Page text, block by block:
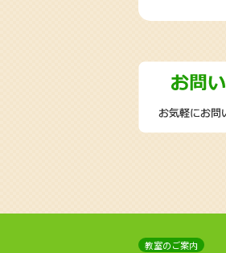
教室のご案内